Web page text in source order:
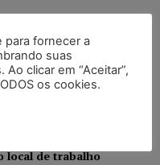
compra de veículos
e autistas de todos os
local de trabalho
para fornecer a
suas
clicar em “Aceitar”,
os cookies.